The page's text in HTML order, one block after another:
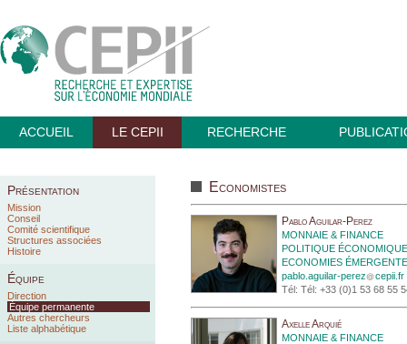
ACCUEIL LE CEPII RECHERCHE
Présentation
Mission
Conseil
Comité scientifique
Structures associées
Histoire
Équipe
Direction
Équipe permanente
Autres chercheurs
Liste alphabétique
Economistes
Pablo Aguilar-Perez
MONNAIE & FINANCE
POLITIQUE ÉCONOMIQUE
ECONOMIES
pablo.aguilar-perez
cepii.fr
Tél: Tél: +33 (0)1 53 68 55
Axelle Arquié
MONNAIE & FINANCE